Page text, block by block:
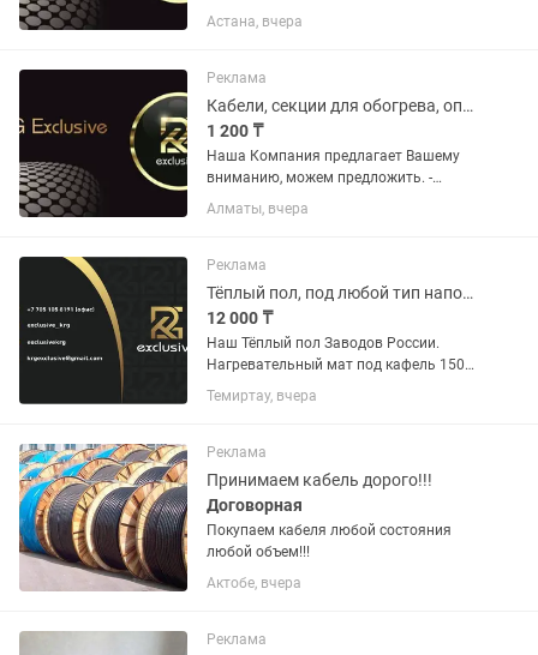
Вт на кв.м. - это современная
высокотехнологичная система
тонкого двухжильного кабеля
закрепленного...
Астана, вчера
Реклама
Кабели, секции для обогрева, оптом и в розницу.
1 200 ₸
Наша Компания предлагает Вашему
вниманию, можем предложить. -
Саморегулирующиеся кабеля
(греющие) Мощностью: от 16 и 30 Вт,
обогрев желобов, обогрев
водостоков,...
Алматы, вчера
Реклама
Тёплый пол, под любой тип напольного покрытия.
12 000 ₸
Наш Тёплый пол Заводов России.
Нагревательный мат под кафель 150
Вт на кв.м. - это современная
высокотехнологичная система
тонкого двухжильного кабеля
закрепленного...
Темиртау, вчера
Реклама
Принимаем кабель дорого!!!
Договорная
Покупаем кабеля любой состояния
любой объем!!!
Актобе, вчера
Реклама